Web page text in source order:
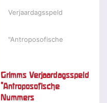
Grimms Verjaardagsspeld
"Antroposofische
Nummers